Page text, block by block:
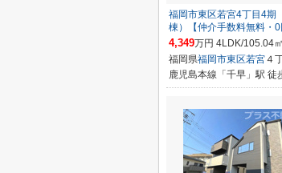
福岡市東区若宮4丁目4
棟）【仲介手数料無料・0
4,349万円 4LDK/105.04㎡
福岡県福岡市東区若宮４
鹿児島本線「千早」駅 徒